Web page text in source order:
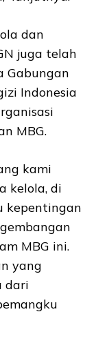
dan
juga telah
Gabungan
Indonesia
MBG.
kami
kelola, di
kepentingan
MBG ini.
yang
dari